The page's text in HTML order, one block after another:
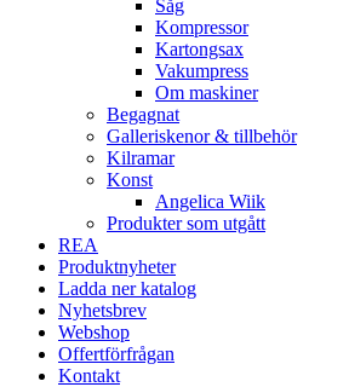
Såg
Kompressor
Kartongsax
Vakumpress
Om maskiner
Begagnat
Galleriskenor & tillbehör
Kilramar
Konst
Angelica Wiik
Produkter som utgått
REA
Produktnyheter
Ladda ner katalog
Nyhetsbrev
Webshop
Offertförfrågan
Kontakt